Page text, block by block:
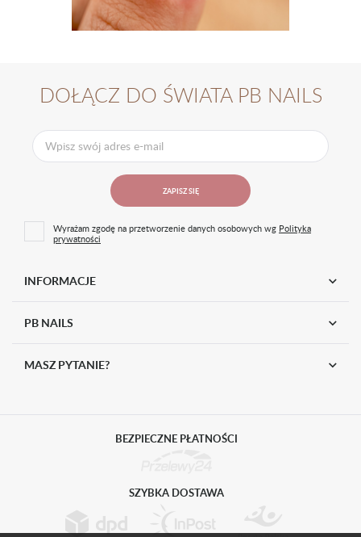
INFORMACJE
PB NAILS
DOŁĄCZ DO ŚWIATA PB NAILS
ZAPISZ SIĘ
Wyrażam zgodę na przetworzenie danych osobowych wg Polityka
prywatności
MASZ PYTANIE?
BEZPIECZNE PŁATNOŚCI
SZYBKA DOSTAWA